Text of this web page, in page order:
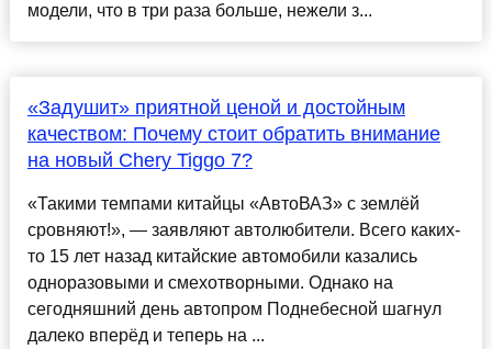
модели, что в три раза больше, нежели з...
«Задушит» приятной ценой и достойным
качеством: Почему стоит обратить внимание
на новый Chery Tiggo 7?
«Такими темпами китайцы «АвтоВАЗ» с землёй
сровняют!», — заявляют автолюбители. Всего каких-
то 15 лет назад китайские автомобили казались
одноразовыми и смехотворными. Однако на
сегодняшний день автопром Поднебесной шагнул
далеко вперёд и теперь на ...